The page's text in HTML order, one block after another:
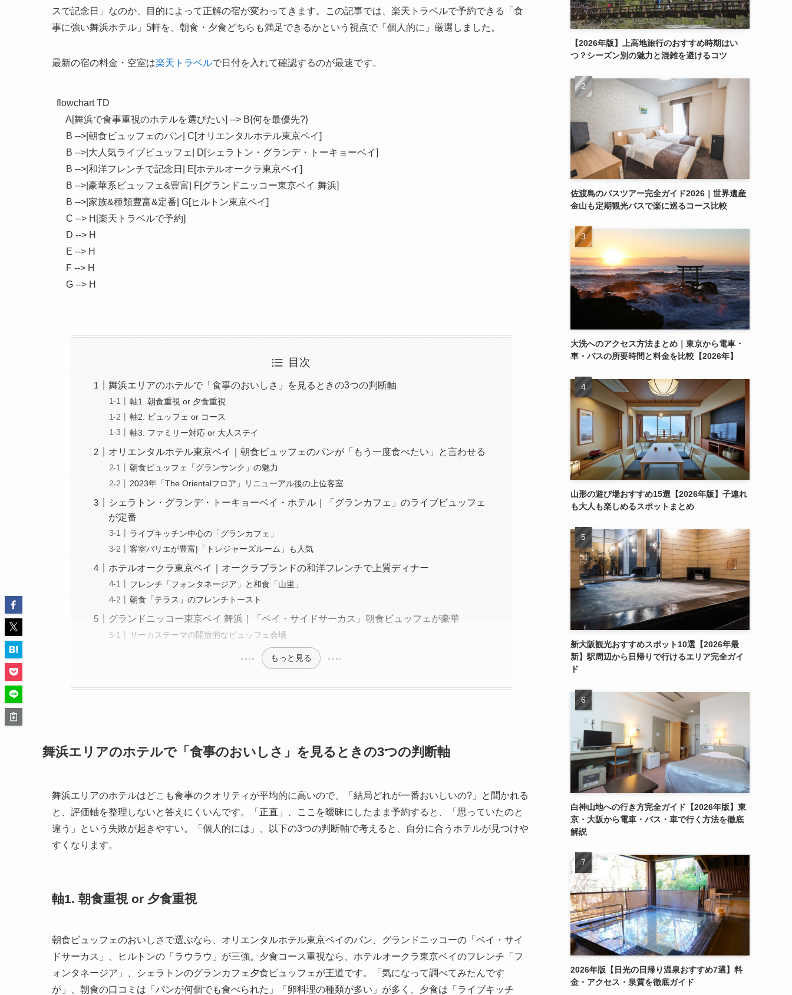
スで記念日」なのか、目的によって正解の宿が変わってきます。この記事では、楽天トラベルで予約できる「食
事に強い舞浜ホテル」5軒を、朝食・夕食どちらも満足できるかという視点で「個人的に」厳選しました。
最新の宿の料金・空室は楽天トラベルで日付を入れて確認するのが最速です。
flowchart TD
    A[舞浜で食事重視のホテルを選びたい] --> B{何を最優先?}
    B -->|朝食ビュッフェのパン| C[オリエンタルホテル東京ベイ]
    B -->|大人気ライブビュッフェ| D[シェラトン・グランデ・トーキョーベイ]
    B -->|和洋フレンチで記念日| E[ホテルオークラ東京ベイ]
    B -->|豪華系ビュッフェ&豊富| F[グランドニッコー東京ベイ 舞浜]
    B -->|家族&種類豊富&定番| G[ヒルトン東京ベイ]
    C --> H[楽天トラベルで予約]
    D --> H
    E --> H
    F --> H
目次
舞浜エリアのホテルで「食事のおいしさ」を見るときの3つの判断軸
軸1. 朝食重視 or 夕食重視
軸2. ビュッフェ or コース
軸3. ファミリー対応 or 大人ステイ
オリエンタルホテル東京ベイ｜朝食ビュッフェのパンが「もう一度食べたい」と言わせる
朝食ビュッフェ「グランサンク」の魅力
2023年「The Orientalフロア」リニューアル後の上位客室
シェラトン・グランデ・トーキョーベイ・ホテル｜「グランカフェ」のライブビュッフェ
が定番
ライブキッチン中心の「グランカフェ」
客室バリエが豊富|「トレジャーズルーム」も人気
ホテルオークラ東京ベイ｜オークラブランドの和洋フレンチで上質ディナー
フレンチ「フォンタネージア」と和食「山里」
朝食「テラス」のフレンチトースト
グランドニッコー東京ベイ 舞浜｜「ベイ・サイドサーカス」朝食ビュッフェが豪華
サーカステーマの開放的なビュッフェ会場
もっと見る
舞浜エリアのホテルで「食事のおいしさ」を見るときの3つの判断軸
舞浜エリアのホテルはどこも食事のクオリティが平均的に高いので、「結局どれが一番おいしいの?」と聞かれる
と、評価軸を整理しないと答えにくいんです。「正直」、ここを曖昧にしたまま予約すると、「思っていたのと
違う」という失敗が起きやすい。「個人的には」、以下の3つの判断軸で考えると、自分に合うホテルが見つけや
すくなります。
軸1. 朝食重視 or 夕食重視
朝食ビュッフェのおいしさで選ぶなら、オリエンタルホテル東京ベイのパン、グランドニッコーの「ベイ・サイ
ドサーカス」、ヒルトンの「ラウラウ」が三強。夕食コース重視なら、ホテルオークラ東京ベイのフレンチ「フ
ォンタネージア」、シェラトンのグランカフェ夕食ビュッフェが王道です。「気になって調べてみたんです
が」、朝食の口コミは「パンが何個でも食べられた」「卵料理の種類が多い」が多く、夕食は「ライブキッチ
【2026年版】上高地旅行のおすすめ時期はい
つ？シーズン別の魅力と混雑を避けるコツ
佐渡島のバスツアー完全ガイド2026｜世界遺産
金山も定期観光バスで楽に巡るコース比較
大洗へのアクセス方法まとめ｜東京から電車・
車・バスの所要時間と料金を比較【2026年】
山形の遊び場おすすめ15選【2026年版】子連れ
も大人も楽しめるスポットまとめ
新大阪観光おすすめスポット10選【2026年最
新】駅周辺から日帰りで行けるエリア完全ガイ
ド
白神山地への行き方完全ガイド【2026年版】東
京・大阪から電車・バス・車で行く方法を徹底
解説
2026年版【日光の日帰り温泉おすすめ7選】料
金・アクセス・泉質を徹底ガイド